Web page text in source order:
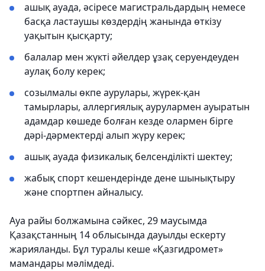
ашық ауада, әсіресе магистральдардың немесе
басқа ластаушы көздердің жанында өткізу
уақытын қысқарту;
балалар мен жүкті әйелдер ұзақ серуендеуден
аулақ болу керек;
созылмалы өкпе аурулары, жүрек-қан
тамырлары, аллергиялық аурулармен ауыратын
адамдар көшеде болған кезде олармен бірге
дәрі-дәрмектерді алып жүру керек;
ашық ауада физикалық белсенділікті шектеу;
жабық спорт кешендерінде дене шынықтыру
және спортпен айналысу.
Ауа райы болжамына сәйкес, 29 маусымда
Қазақстанның 14 облысында дауылды ескерту
жарияланды. Бұл туралы кеше «Қазгидромет»
мамандары мәлімдеді.